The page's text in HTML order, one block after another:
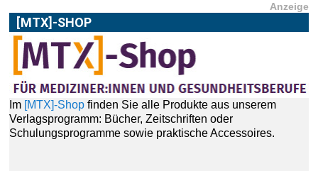
Anzeige
[MTX]-SHOP
Im [MTX]-Shop finden Sie alle Produkte aus unserem
Verlagsprogramm: Bücher, Zeitschriften oder
Schulungsprogramme sowie praktische Accessoires.